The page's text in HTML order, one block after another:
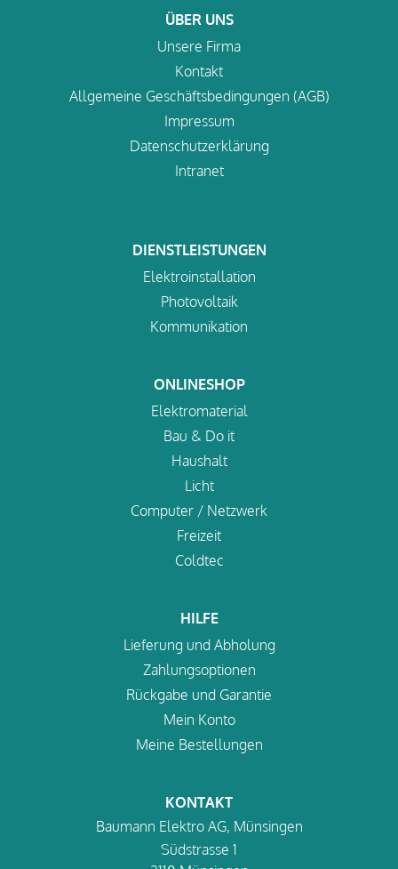
ÜBER UNS
Unsere Firma
Kontakt
Allgemeine Geschäftsbedingungen (AGB)
Impressum
Datenschutzerklärung
Intranet
DIENSTLEISTUNGEN
Elektroinstallation
Photovoltaik
Kommunikation
ONLINESHOP
Elektromaterial
Bau & Do it
Haushalt
Licht
Computer / Netzwerk
Freizeit
Coldtec
HILFE
Lieferung und Abholung
Zahlungsoptionen
Rückgabe und Garantie
Mein Konto
Meine Bestellungen
KONTAKT
Baumann Elektro AG, Münsingen
Südstrasse 1